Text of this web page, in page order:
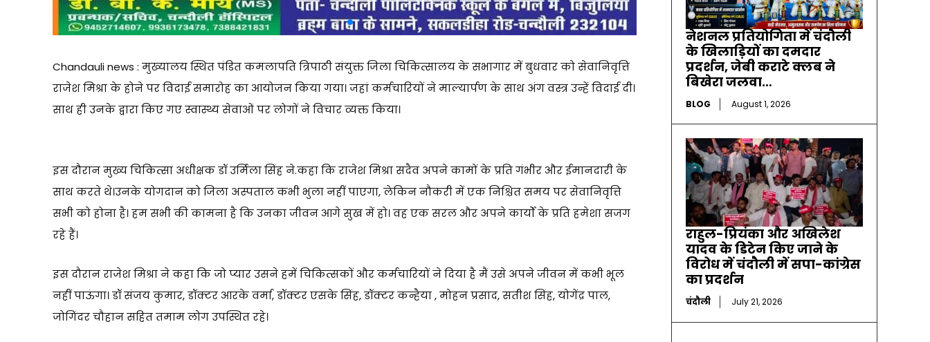
Chandauli news : मुख्यालय स्थित पंडित कमलापति त्रिपाठी संयुक्त जिला चिकित्सालय के सभागार में बुधवार को सेवानिवृत्ति
राजेश मिश्रा के होने पर विदाई समारोह का आयोजन किया गया। जहां कर्मचारियों ने माल्यार्पण के साथ अंग वस्त्र उन्हें विदाई दी।
साथ ही उनके द्वारा किए गए स्वास्थ्य सेवाओं पर लोगों ने विचार व्यक्त किया।
इस दौरान मुख्य चिकित्सा अधीक्षक डॉ उर्मिला सिंह ने.कहा कि राजेश मिश्रा सदैव अपने कामों के प्रति गंभीर और ईमानदारी के
साथ करते थे।उनके योगदान को जिला अस्पताल कभी भुला नहीं पाएगा, लेकिन नौकरी में एक निश्चित समय पर सेवानिवृत्ति
सभी को होना है। हम सभी की कामना है कि उनका जीवन आगे सुख में हो। वह एक सरल और अपने कार्यों के प्रति हमेशा सजग
रहे हैं।
इस दौरान राजेश मिश्रा ने कहा कि जो प्यार उसने हमें चिकित्सकों और कर्मचारियों ने दिया है मैं उसे अपने जीवन में कभी भूल
नहीं पाऊंगा। डॉ संजय कुमार, डॉक्टर आरके वर्मा, डॉक्टर एसके सिंह, डॉक्टर कन्हैया , मोहन प्रसाद, सतीश सिंह, योगेंद्र पाल,
जोगिंदर चौहान सहित तमाम लोग उपस्थित रहे।
नेशनल प्रतियोगिता में चंदौली
के खिलाड़ियों का दमदार
प्रदर्शन, जेबी कराटे क्लब ने
बिखेरा जलवा…
BLOG August 1, 2026
राहुल-प्रियंका और अखिलेश
यादव के डिटेन किए जाने के
विरोध में चंदौली में सपा-कांग्रेस
का प्रदर्शन
चंदौली July 21, 2026